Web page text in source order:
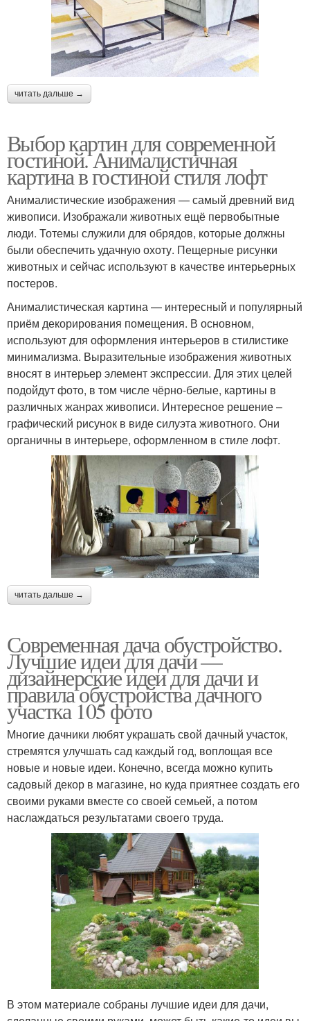
читать дальше →
Выбор картин для современной
гостиной. Анималистичная
картина в гостиной стиля лофт
Анималистические изображения — самый древний вид
живописи. Изображали животных ещё первобытные
люди. Тотемы служили для обрядов, которые должны
были обеспечить удачную охоту. Пещерные рисунки
животных и сейчас используют в качестве интерьерных
постеров.
Анималистическая картина — интересный и популярный
приём декорирования помещения. В основном,
используют для оформления интерьеров в стилистике
минимализма. Выразительные изображения животных
вносят в интерьер элемент экспрессии. Для этих целей
подойдут фото, в том числе чёрно-белые, картины в
различных жанрах живописи. Интересное решение –
графический рисунок в виде силуэта животного. Они
органичны в интерьере, оформленном в стиле лофт.
читать дальше →
Современная дача обустройство.
Лучшие идеи для дачи —
дизайнерские идеи для дачи и
правила обустройства дачного
участка 105 фото
Многие дачники любят украшать свой дачный участок,
стремятся улучшать сад каждый год, воплощая все
новые и новые идеи. Конечно, всегда можно купить
садовый декор в магазине, но куда приятнее создать его
своими руками вместе со своей семьей, а потом
наслаждаться результатами своего труда.
В этом материале собраны лучшие идеи для дачи,